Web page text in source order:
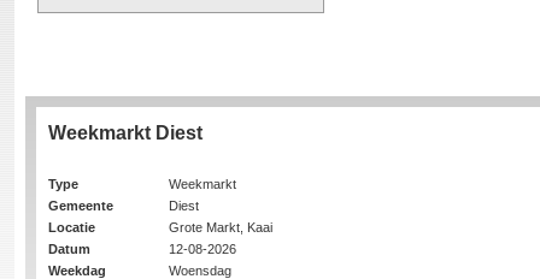
Weekmarkt Diest
Type
Weekmarkt
Gemeente
Diest
Locatie
Grote Markt, Kaai
Datum
12-08-2026
Weekdag
Woensdag